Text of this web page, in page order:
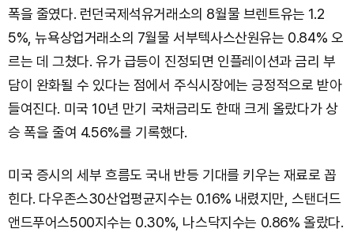
폭을 줄였다. 런던국제석유거래소의 8월물 브렌트유는 1.2
5%, 뉴욕상업거래소의 7월물 서부텍사스산원유는 0.84% 오
르는 데 그쳤다. 유가 급등이 진정되면 인플레이션과 금리 부
담이 완화될 수 있다는 점에서 주식시장에는 긍정적으로 받아
들여진다. 미국 10년 만기 국채금리도 한때 크게 올랐다가 상
승 폭을 줄여 4.56%를 기록했다.
미국 증시의 세부 흐름도 국내 반등 기대를 키우는 재료로 꼽
힌다. 다우존스30산업평균지수는 0.16% 내렸지만, 스탠더드
앤드푸어스500지수는 0.30%, 나스닥지수는 0.86% 올랐다.